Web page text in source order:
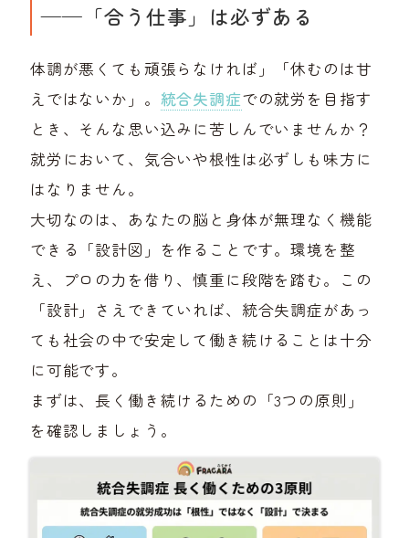
——「合う仕事」は必ずある
体調が悪くても頑張らなければ」「休むのは甘
えではないか」。 統合失調症での就労を目指す
とき、そんな思い込みに苦しんでいませんか？
就労において、気合いや根性は必ずしも味方に
はなりません。
大切なのは、あなたの脳と身体が無理なく機能
できる「設計図」を作ることです。環境を整
え、プロの力を借り、慎重に段階を踏む。この
「設計」さえできていれば、統合失調症があっ
ても社会の中で安定して働き続けることは十分
に可能です。
まずは、長く働き続けるための「3つの原則」
を確認しましょう。